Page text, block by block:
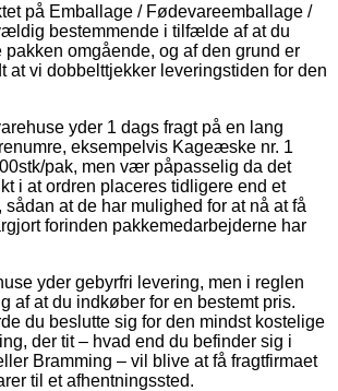
på Emballage / Fødevareemballage /
bestemmende i tilfælde af at du
omgående, og af den grund er
at vi dobbelttjekker leveringstiden for den
yder 1 dags fragt på en lang
eksempelvis Kageæske nr. 1
pak, men vær påpasselig da det
i at ordren placeres tidligere end et
at de har mulighed for at nå at få
forinden pakkemedarbejderne har
yder gebyrfri levering, men i reglen
af at du indkøber for en bestemt pris.
du beslutte sig for den mindst kostelige
der tit – hvad end du befinder sig i
Bramming – vil blive at få fragtfirmaet
til et afhentningssted.